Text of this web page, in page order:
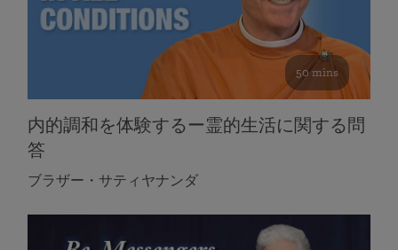
50 mins
内的調和を体験するー霊的生活に関する問
答
ブラザー・サティヤナンダ